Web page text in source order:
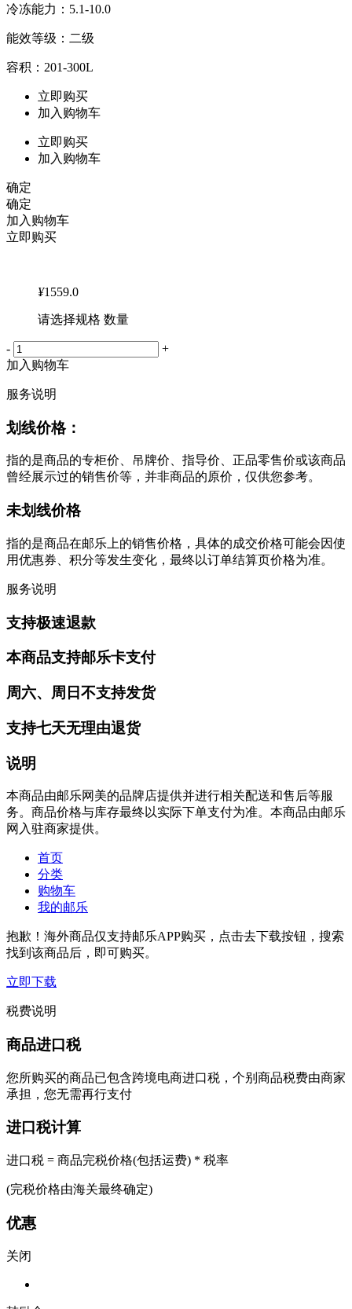
冷冻能力：5.1-10.0
能效等级：二级
容积：201-300L
立即购买
加入购物车
立即购买
加入购物车
确定
确定
加入购物车
立即购买
¥1559.0
请选择规格 数量
-
+
加入购物车
服务说明
划线价格：
指的是商品的专柜价、吊牌价、指导价、正品零售价或该商品
曾经展示过的销售价等，并非商品的原价，仅供您参考。
未划线价格
指的是商品在邮乐上的销售价格，具体的成交价格可能会因使
用优惠券、积分等发生变化，最终以订单结算页价格为准。
服务说明
支持极速退款
本商品支持邮乐卡支付
周六、周日不支持发货
支持七天无理由退货
说明
本商品由邮乐网美的品牌店提供并进行相关配送和售后等服
务。商品价格与库存最终以实际下单支付为准。本商品由邮乐
网入驻商家提供。
首页
分类
购物车
我的邮乐
抱歉！海外商品仅支持邮乐APP购买，点击去下载按钮，搜索
找到该商品后，即可购买。
立即下载
税费说明
商品进口税
您所购买的商品已包含跨境电商进口税，个别商品税费由商家
承担，您无需再行支付
进口税计算
进口税 = 商品完税价格(包括运费) * 税率
(完税价格由海关最终确定)
优惠
关闭